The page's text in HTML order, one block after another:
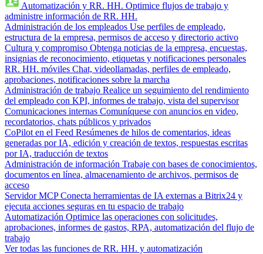
Automatización y RR. HH. Optimice flujos de trabajo y
administre información de RR. HH.
Administración de los empleados Use perfiles de empleado,
estructura de la empresa, permisos de acceso y directorio activo
Cultura y compromiso Obtenga noticias de la empresa, encuestas,
insignias de reconocimiento, etiquetas y notificaciones personales
RR. HH. móviles Chat, videollamadas, perfiles de empleado,
aprobaciones, notificaciones sobre la marcha
Administración de trabajo Realice un seguimiento del rendimiento
del empleado con KPI, informes de trabajo, vista del supervisor
Comunicaciones internas Comuníquese con anuncios en video,
recordatorios, chats públicos y privados
CoPilot en el Feed Resúmenes de hilos de comentarios, ideas
generadas por IA, edición y creación de textos, respuestas escritas
por IA, traducción de textos
Administración de información Trabaje con bases de conocimientos,
documentos en línea, almacenamiento de archivos, permisos de
acceso
Servidor MCP Conecta herramientas de IA externas a Bitrix24 y
ejecuta acciones seguras en tu espacio de trabajo
Automatización Optimice las operaciones con solicitudes,
aprobaciones, informes de gastos, RPA, automatización del flujo de
trabajo
Ver todas las funciones de RR. HH. y automatización